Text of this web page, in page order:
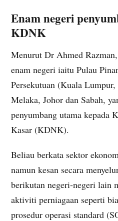
Enam negeri
KDNK
Menurut Dr Ahmed
enam negeri iaitu Pulau
Persekutuan (Kuala
Melaka, Johor dan Sabah,
penyumbang utama kepada
Kasar (KDNK).
Beliau berkata sektor
namun kesan secara
berikutan negeri-negeri lain
aktiviti perniagaan seperti
prosedur operasi standard